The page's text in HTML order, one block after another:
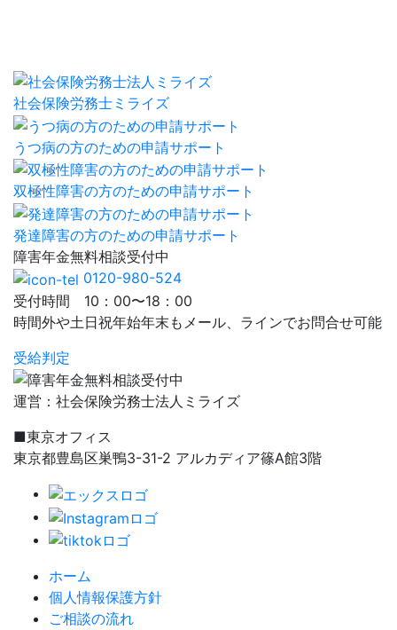
社会保険労務士ミライズ
うつ病の方のための申請サポート
双極性障害の方のための申請サポート
発達障害の方のための申請サポート
障害年金無料相談受付中
0120-980-524
受付時間 10：00〜18：00
時間外や土日祝年始年末もメール、ラインでお問合せ可能
受給判定
運営：社会保険労務士法人ミライズ
■東京オフィス
東京都豊島区巣鴨3-31-2 アルカディア篠A館3階
ホーム
個人情報保護方針
ご相談の流れ